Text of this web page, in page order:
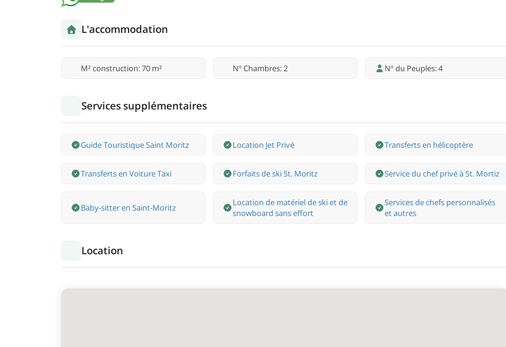
L'accommodation
M² construction: 70 m² Nº Chambres: 2 Nº du Peuples: 4
Services supplémentaires
Guide Touristique Saint Moritz Location Jet Privé Transferts en hélicoptère
Transferts en Voiture Taxi Forfaits de ski St. Moritz Service du chef privé à St. Mortiz
Baby-sitter en Saint-Moritz
Location de matériel de ski et de
snowboard sans effort
Services de chefs personnalisés
et autres
Location